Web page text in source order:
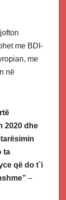
me BDI-
me
në
2020 dhe
ta
që do t`i
–